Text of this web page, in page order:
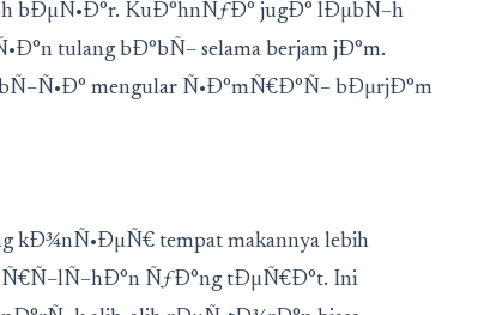
bÐµÑ•Ð°r. KuÐ°hnÑƒÐ° jugÐ° lÐµbÑ–h
tulang bÐ°bÑ– selama berjam jÐ°m.
mengular Ñ•Ð°mÑ€Ð°Ñ– bÐµrjÐ°m
kÐ¾nÑ•ÐµÑ€ tempat makannya lebih
ÑƒÐ°ng tÐµÑ€Ð°t. Ini